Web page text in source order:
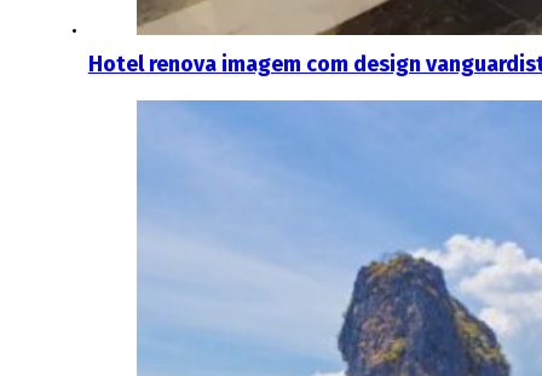
Hotel renova imagem com design